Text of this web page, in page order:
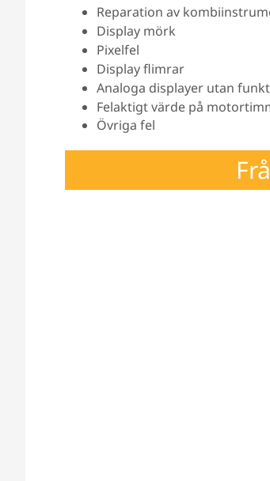
Reparation av
Display mörk
Pixelfel
Display flimrar
Analoga displayer utan
Felaktigt värde på
Övriga fel